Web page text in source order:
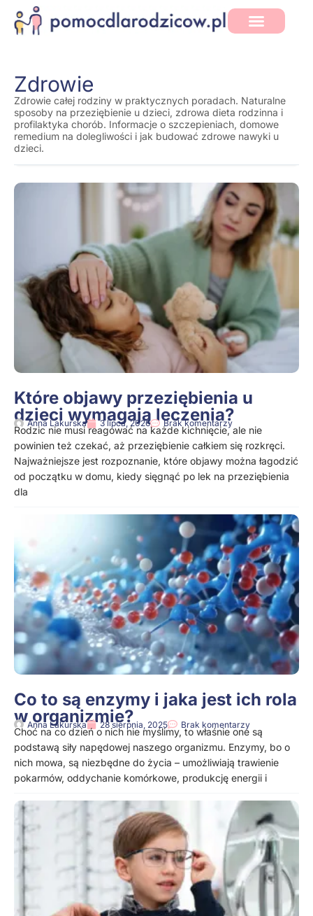
Zdrowie
Zdrowie całej rodziny w praktycznych poradach. Naturalne
sposoby na przeziębienie u dzieci, zdrowa dieta rodzinna i
profilaktyka chorób. Informacje o szczepieniach, domowe
remedium na dolegliwości i jak budować zdrowe nawyki u
dzieci.
Które objawy przeziębienia u
dzieci wymagają leczenia?
Anna Lakurska 3 lipca, 2026 Brak komentarzy
Rodzic nie musi reagować na każde kichnięcie, ale nie
powinien też czekać, aż przeziębienie całkiem się rozkręci.
Najważniejsze jest rozpoznanie, które objawy można łagodzić
od początku w domu, kiedy sięgnąć po lek na przeziębienia
dla
Co to są enzymy i jaka jest ich rola
w organizmie?
Anna Lakurska 28 sierpnia, 2025 Brak komentarzy
Choć na co dzień o nich nie myślimy, to właśnie one są
podstawą siły napędowej naszego organizmu. Enzymy, bo o
nich mowa, są niezbędne do życia – umożliwiają trawienie
pokarmów, oddychanie komórkowe, produkcję energii i